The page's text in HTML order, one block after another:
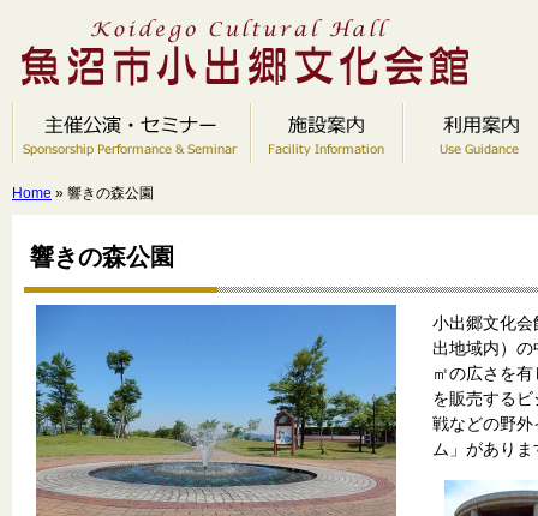
Home » 響きの森公園
響きの森公園
小出郷文化会
出地域内）
㎡の広さを
を販売する
戦などの野
ム」がありま